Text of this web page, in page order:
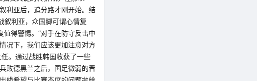
利亚后，追分路才刚开始。结
叙利亚，众国脚可谓心情复
得警惕。“对手在防守反击中
况下，我们应该更加注意对方
。通过战胜韩国收获了一些
败德黑兰之后，国足微弱的晋